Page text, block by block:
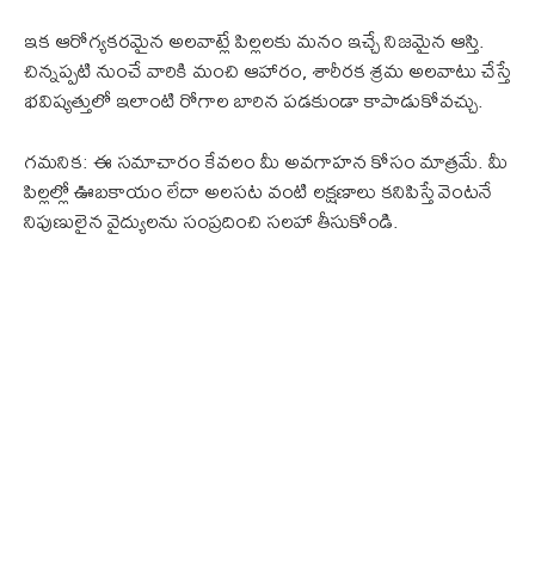
ఇక ఆరోగ్యకరమైన అలవాట్లే పిల్లలకు మనం ఇచ్చే నిజమైన ఆస్తి.
చిన్నప్పటి నుంచే వారికి మంచి ఆహారం, శారీరక శ్రమ అలవాటు చేస్తే
భవిష్యత్తులో ఇలాంటి రోగాల బారిన పడకుండా కాపాడుకోవచ్చు.
గమనిక: ఈ సమాచారం కేవలం మీ అవగాహన కోసం మాత్రమే. మీ
పిల్లల్లో ఊబకాయం లేదా అలసట వంటి లక్షణాలు కనిపిస్తే వెంటనే
నిపుణులైన వైద్యులను సంప్రదించి సలహా తీసుకోండి.